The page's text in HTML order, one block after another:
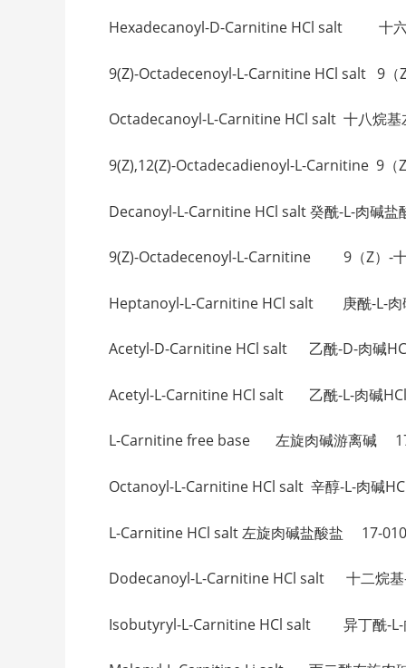
Hexadecanoyl-D-Carnitine HCl salt 十
9(Z)-Octadecenoyl-L-Carnitine HCl salt 9
Octadecanoyl-L-Carnitine HCl salt 十八烷
9(Z),12(Z)-Octadecadienoyl-L-Carnitine 9
Decanoyl-L-Carnitine HCl salt 癸酰-L-肉
9(Z)-Octadecenoyl-L-Carnitine 9（Z）-
Heptanoyl-L-Carnitine HCl salt 庚酰-L-
Acetyl-D-Carnitine HCl salt 乙酰-D-肉
Acetyl-L-Carnitine HCl salt 乙酰-L-肉碱
L-Carnitine free base 左旋肉碱游离碱
Octanoyl-L-Carnitine HCl salt 辛醇-L-肉碱
L-Carnitine HCl salt 左旋肉碱盐酸盐 17-
Dodecanoyl-L-Carnitine HCl salt 十二烷
Isobutyryl-L-Carnitine HCl salt 异丁酰-